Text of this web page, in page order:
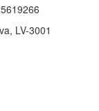
LV-3001